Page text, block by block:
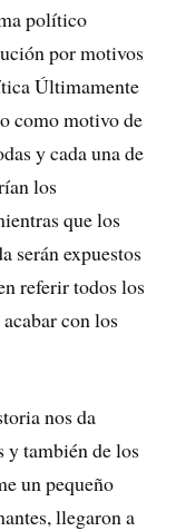
político
por motivos
Últimamente
como motivo de
y cada una de
los
que los
serán expuestos
referir todos los
con los
nos da
y también de los
un pequeño
llegaron a